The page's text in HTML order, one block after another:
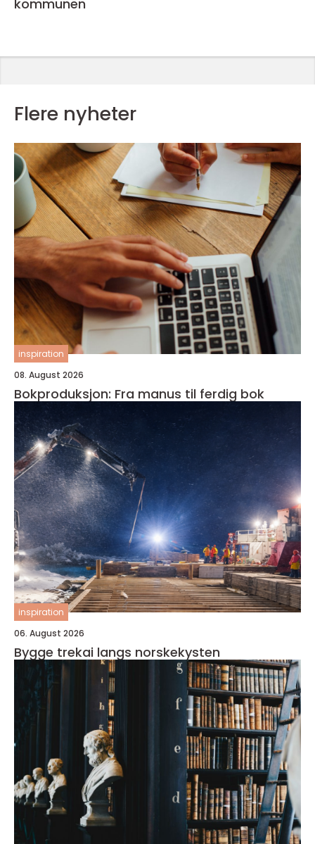
kommunen
Flere nyheter
inspiration
08. August 2026
Bokproduksjon: Fra manus til ferdig bok
inspiration
06. August 2026
Bygge trekai langs norskekysten